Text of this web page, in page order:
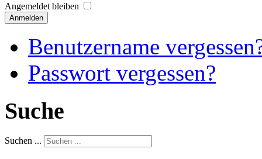
Angemeldet bleiben
Anmelden
Benutzername
Passwort vergessen?
Suche
Suchen ...